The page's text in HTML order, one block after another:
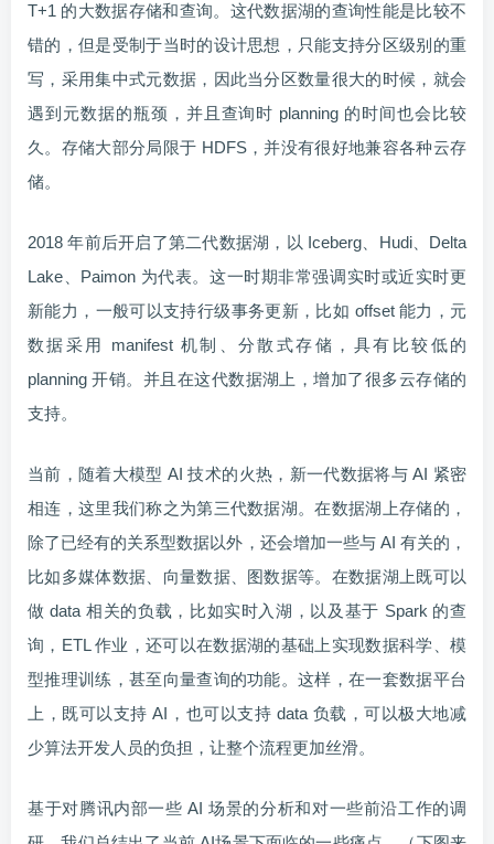
T+1 的大数据存储和查询。这代数据湖的查询性能是比较不
错的，但是受制于当时的设计思想，只能支持分区级别的重
写，采用集中式元数据，因此当分区数量很大的时候，就会
遇到元数据的瓶颈，并且查询时 planning 的时间也会比较
久。存储大部分局限于 HDFS，并没有很好地兼容各种云存
储。
2018 年前后开启了第二代数据湖，以 Iceberg、Hudi、Delta
Lake、Paimon 为代表。这一时期非常强调实时或近实时更
新能力，一般可以支持行级事务更新，比如 offset 能力，元
数据采用 manifest 机制、分散式存储，具有比较低的
planning 开销。并且在这代数据湖上，增加了很多云存储的
支持。
当前，随着大模型 AI 技术的火热，新一代数据将与 AI 紧密
相连，这里我们称之为第三代数据湖。在数据湖上存储的，
除了已经有的关系型数据以外，还会增加一些与 AI 有关的，
比如多媒体数据、向量数据、图数据等。在数据湖上既可以
做 data 相关的负载，比如实时入湖，以及基于 Spark 的查
询，ETL 作业，还可以在数据湖的基础上实现数据科学、模
型推理训练，甚至向量查询的功能。这样，在一套数据平台
上，既可以支持 AI，也可以支持 data 负载，可以极大地减
少算法开发人员的负担，让整个流程更加丝滑。
基于对腾讯内部一些 AI 场景的分析和对一些前沿工作的调